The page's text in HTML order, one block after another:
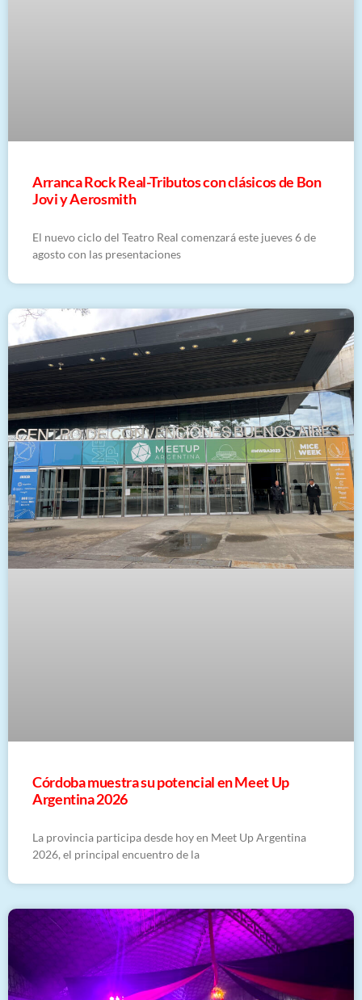
Arranca Rock Real-Tributos con clásicos de Bon
Jovi y Aerosmith
El nuevo ciclo del Teatro Real comenzará este jueves 6 de
agosto con las presentaciones
Córdoba muestra su potencial en Meet Up
Argentina 2026
La provincia participa desde hoy en Meet Up Argentina
2026, el principal encuentro de la